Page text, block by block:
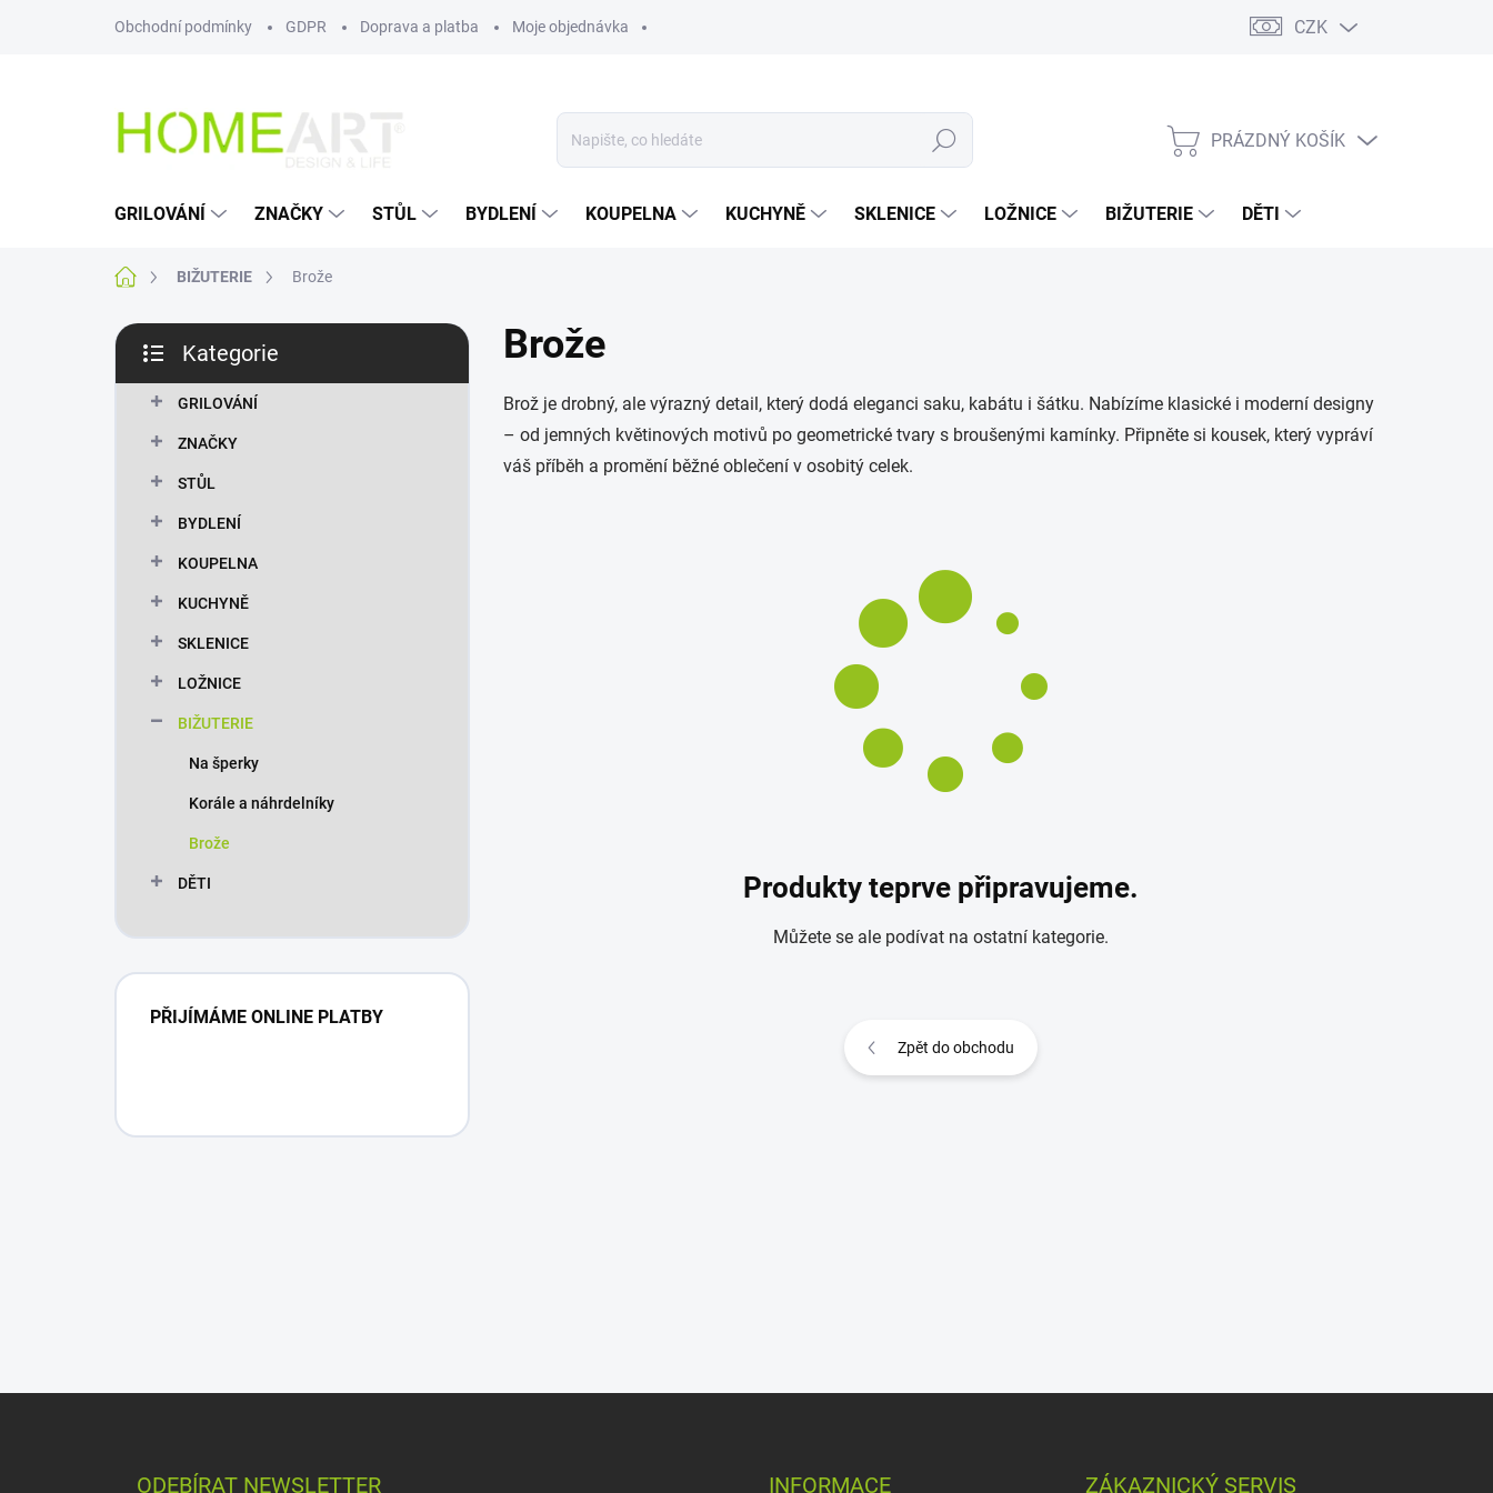
Obchodní podmínky GDPR Doprava a platba Moje objednávka CZK
Hledat
NÁKUPNÍ
PRÁZDNÝ KOŠÍK
GRILOVÁNÍ ZNAČKY STŮL BYDLENÍ KOUPELNA KUCHYNĚ SKLENICE LOŽNICE BIŽUTERIE DĚTI
Domů BIŽUTERIE Brože
P
s
kategorie
Kategorie
GRILOVÁNÍ
ZNAČKY
STŮL
BYDLENÍ
KOUPELNA
KUCHYNĚ
SKLENICE
LOŽNICE
BIŽUTERIE
Na šperky
Korále a náhrdelníky
Brože
DĚTI
PŘIJÍMÁME ONLINE PLATBY
Brože
Brož je drobný, ale výrazný detail, který dodá eleganci saku, kabátu i šátku. Nabízíme klasické i moderní designy
– od jemných květinových motivů po geometrické tvary s broušenými kamínky. Připněte si kousek, který vypráví
váš příběh a promění běžné oblečení v osobitý celek.
Produkty teprve připravujeme.
Můžete se ale podívat na ostatní kategorie.
Zpět do obchodu
ODEBÍRAT NEWSLETTER INFORMACE ZÁKAZNICKÝ SERVIS